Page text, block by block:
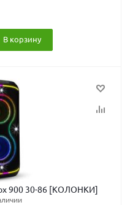
В корзину
900 30-86 [КОЛОНКИ]